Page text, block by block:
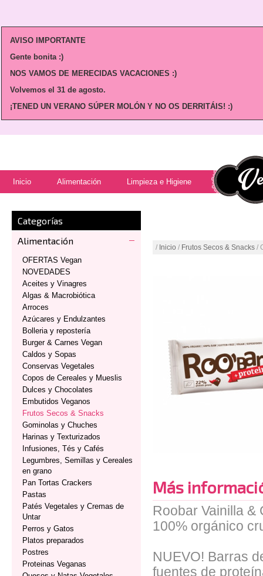
AVISO IMPORTANTE
Gente bonita :)
NOS VAMOS DE MERECIDAS VACACIONES :)
Volvemos el 31 de agosto.
¡TENED UN VERANO SÚPER MOLÓN Y NO OS DERRITÁIS! :)
Inicio Alimentación Limpieza e Higiene
Categorías
Alimentación
OFERTAS Vegan
NOVEDADES
Aceites y Vinagres
Algas & Macrobiótica
Arroces
Azúcares y Endulzantes
Bolleria y repostería
Burger & Carnes Vegan
Caldos y Sopas
Conservas Vegetales
Copos de Cereales y Mueslis
Dulces y Chocolates
Embutidos Veganos
Frutos Secos & Snacks
Gominolas y Chuches
Harinas y Texturizados
Infusiones, Tés y Cafés
Legumbres, Semillas y Cereales
en grano
Pan Tortas Crackers
Pastas
Patés Vegetales y Cremas de
Untar
Perros y Gatos
Platos preparados
Postres
Proteinas Veganas
/ Inicio / Frutos Secos & Snacks /
Más
Roobar Vainilla &
100% orgánico
NUEVO! Barras
fuentes de